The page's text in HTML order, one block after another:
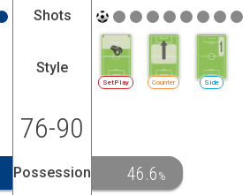
Shots
Style
SetPlay Counter Side
76-90
Possession 46.6 %